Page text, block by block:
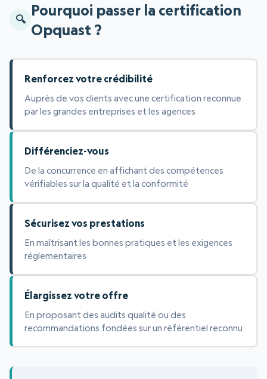
Pourquoi passer la certification
Opquast ?
Renforcez votre crédibilité
Auprès de vos clients avec une certification reconnue
par les grandes entreprises et les agences
Différenciez-vous
De la concurrence en affichant des compétences
vérifiables sur la qualité et la conformité
Sécurisez vos prestations
En maîtrisant les bonnes pratiques et les exigences
réglementaires
Élargissez votre offre
En proposant des audits qualité ou des
recommandations fondées sur un référentiel reconnu